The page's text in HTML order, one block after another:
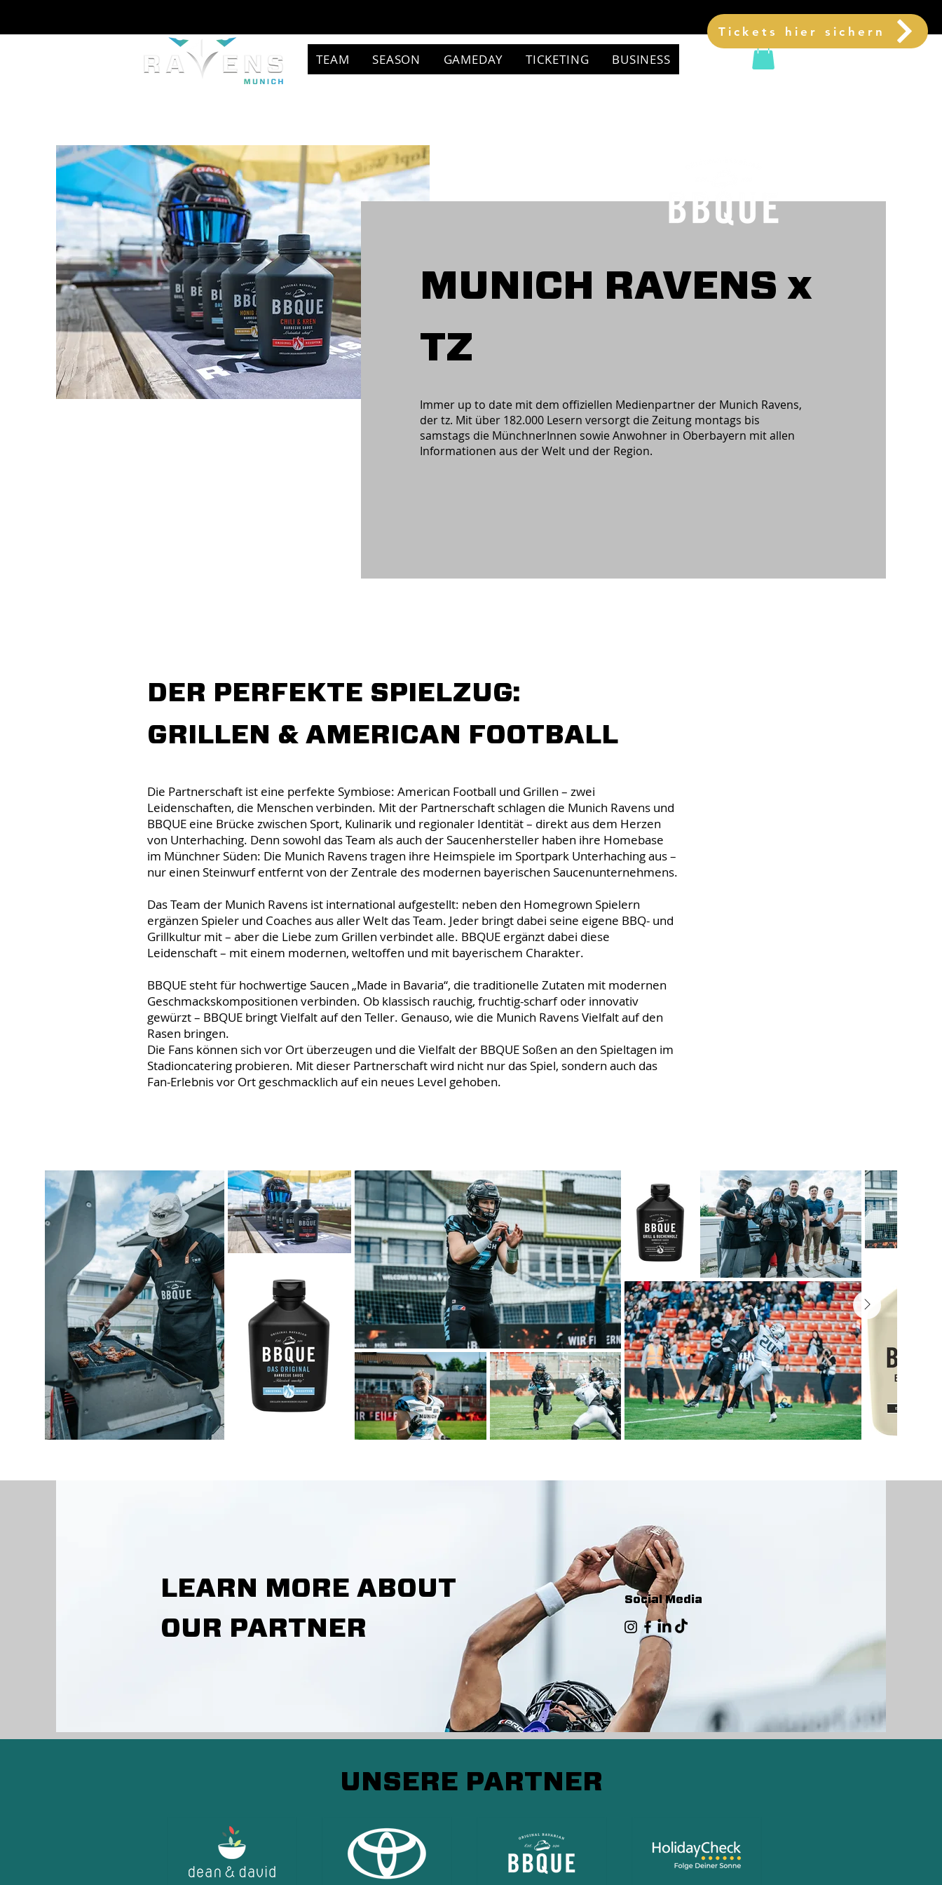
Tickets hier sichern
TEAM SEASON GAMEDAY TICKETING BUSINESS
MUNICH RAVENS x
TZ
Immer up to date mit dem offiziellen Medienpartner der Munich Ravens,
der tz. Mit über 182.000 Lesern versorgt die Zeitung montags bis
samstags die MünchnerInnen sowie Anwohner in Oberbayern mit allen
Informationen aus der Welt und der Region.
DER PERFEKTE SPIELZUG:
GRILLEN & AMERICAN FOOTBALL
Die Partnerschaft ist eine perfekte Symbiose: American Football und Grillen – zwei
Leidenschaften, die Menschen verbinden. Mit der Partnerschaft schlagen die Munich Ravens und
BBQUE eine Brücke zwischen Sport, Kulinarik und regionaler Identität – direkt aus dem Herzen
von Unterhaching. Denn sowohl das Team als auch der Saucenhersteller haben ihre Homebase
im Münchner Süden: Die Munich Ravens tragen ihre Heimspiele im Sportpark Unterhaching aus –
nur einen Steinwurf entfernt von der Zentrale des modernen bayerischen Saucenunternehmens.
Das Team der Munich Ravens ist international aufgestellt: neben den Homegrown Spielern
ergänzen Spieler und Coaches aus aller Welt das Team. Jeder bringt dabei seine eigene BBQ- und
Grillkultur mit – aber die Liebe zum Grillen verbindet alle. BBQUE ergänzt dabei diese
Leidenschaft – mit einem modernen, weltoffen und mit bayerischem Charakter.
BBQUE steht für hochwertige Saucen „Made in Bavaria“, die traditionelle Zutaten mit modernen
Geschmackskompositionen verbinden. Ob klassisch rauchig, fruchtig-scharf oder innovativ
gewürzt – BBQUE bringt Vielfalt auf den Teller. Genauso, wie die Munich Ravens Vielfalt auf den
Rasen bringen.
Die Fans können sich vor Ort überzeugen und die Vielfalt der BBQUE Soßen an den Spieltagen im
Stadioncatering probieren. Mit dieser Partnerschaft wird nicht nur das Spiel, sondern auch das
Fan-Erlebnis vor Ort geschmacklich auf ein neues Level gehoben.
LEARN MORE ABOUT
OUR PARTNER
Social Media
UNSERE PARTNER